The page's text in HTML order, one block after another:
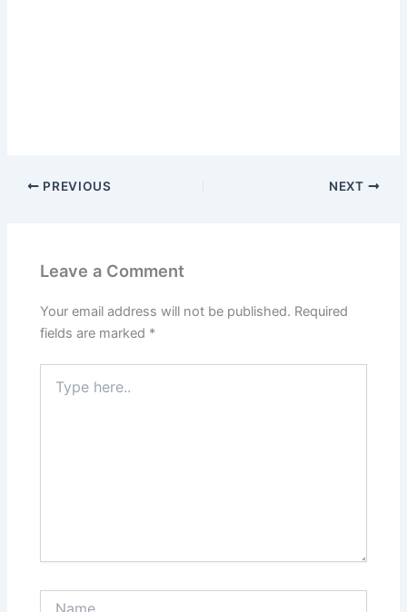
PREVIOUS NEXT
Leave a Comment
Your email address will not be published. Required
fields are marked *
here..